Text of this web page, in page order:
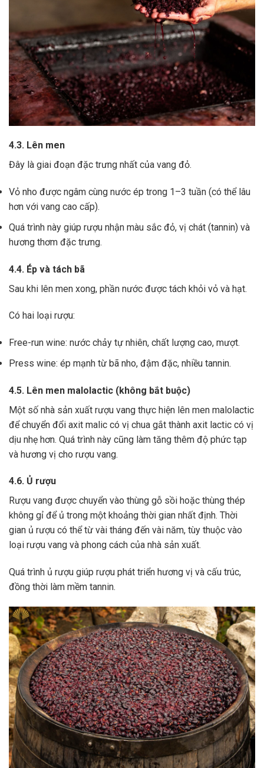
4.3. Lên men
Đây là giai đoạn đặc trưng nhất của vang đỏ.
Vỏ nho được ngâm cùng nước ép trong 1–3 tuần (có thể lâu
hơn với vang cao cấp).
Quá trình này giúp rượu nhận màu sắc đỏ, vị chát (tannin) và
hương thơm đặc trưng.
4.4. Ép và tách bã
Sau khi lên men xong, phần nước được tách khỏi vỏ và hạt.
Có hai loại rượu:
Free-run wine: nước chảy tự nhiên, chất lượng cao, mượt.
Press wine: ép mạnh từ bã nho, đậm đặc, nhiều tannin.
4.5. Lên men malolactic (không bắt buộc)
Một số nhà sản xuất rượu vang thực hiện lên men malolactic
để chuyển đổi axit malic có vị chua gắt thành axit lactic có vị
dịu nhẹ hơn. Quá trình này cũng làm tăng thêm độ phức tạp
và hương vị cho rượu vang.
4.6. Ủ rượu
Rượu vang được chuyển vào thùng gỗ sồi hoặc thùng thép
không gỉ để ủ trong một khoảng thời gian nhất định. Thời
gian ủ rượu có thể từ vài tháng đến vài năm, tùy thuộc vào
loại rượu vang và phong cách của nhà sản xuất.
Quá trình ủ rượu giúp rượu phát triển hương vị và cấu trúc,
đồng thời làm mềm tannin.